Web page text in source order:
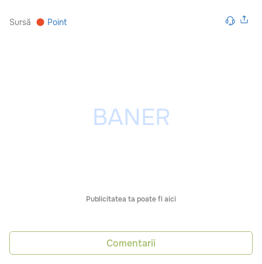
Sursă Point
Publicitatea ta poate fi aici
Comentarii